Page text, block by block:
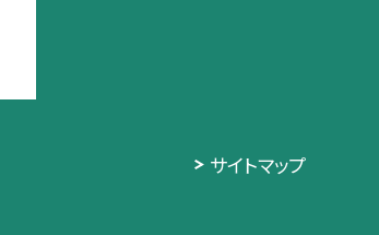
サイトマップ